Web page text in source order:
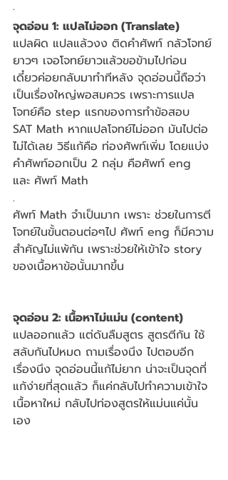
·
จุดอ่อน 1: แปลไม่ออก (Translate)
แปลผิด แปลแล้วงง ติดคำศัพท์ กลัวโจทย์
ยาวๆ เจอโจทย์ยาวแล้วขอข้ามไปก่อน
เดี๋ยวค่อยกลับมาทำทีหลัง จุดอ่อนนี้ถือว่า
เป็นเรื่องใหญ่พอสมควร เพราะการแปล
โจทย์คือ step แรกของการทำข้อสอบ
SAT Math หากแปลโจทย์ไม่ออก มันไปต่อ
ไม่ได้เลย วิธีแก้คือ ท่องศัพท์เพิ่ม โดยแบ่ง
คำศัพท์ออกเป็น 2 กลุ่ม คือศัพท์ eng
และ ศัพท์ Math
.
ศัพท์ Math จำเป็นมาก เพราะ ช่วยในการตี
โจทย์ในขั้นตอนต่อๆไป ศัพท์ eng ก็มีความ
สำคัญไม่แพ้กัน เพราะช่วยให้เข้าใจ story
ของเนื้อหาข้อนั้นมากขึ้น
จุดอ่อน 2: เนื้อหาไม่แม่น (content)
แปลออกแล้ว แต่ดันลืมสูตร สูตรตีกัน ใช้
สลับกันไปหมด ถามเรื่องนึง ไปตอบอีก
เรื่องนึง จุดอ่อนนี้แก้ไม่ยาก น่าจะเป็นจุดที่
แก้ง่ายที่สุดแล้ว ก็แค่กลับไปทำความเข้าใจ
เนื้อหาใหม่ กลับไปท่องสูตรให้แม่นแค่นั้น
เอง